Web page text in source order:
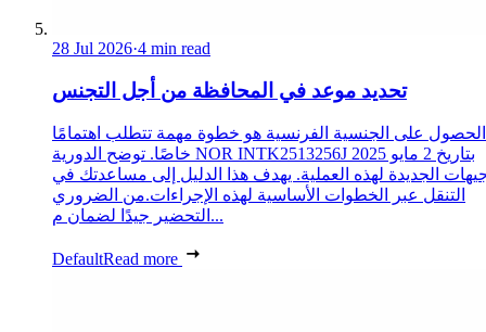
28 Jul 2026·4 min read
تحديد موعد في المحافظة من أجل التجنس
الحصول على الجنسية الفرنسية هو خطوة مهمة تتطلب اهتمامًا
خاصًا. توضح الدورية NOR INTK2513256J بتاريخ 2 مايو 2025
الجديدة لهذه العملية. يهدف هذا الدليل إلى مساعدتك في
التنقل عبر الخطوات الأساسية لهذه الإجراءات.من الضروري
التحضير جيدًا لضمان م...
DefaultRead more